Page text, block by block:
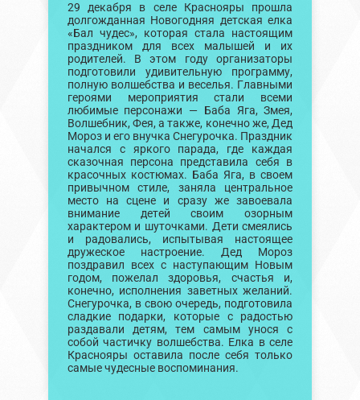
29 декабря в селе Краснояры прошла
долгожданная Новогодняя детская елка
«Бал чудес», которая стала настоящим
праздником для всех малышей и их
родителей. В этом году организаторы
подготовили удивительную программу,
полную волшебства и веселья. Главными
героями мероприятия стали всеми
любимые персонажи — Баба Яга, Змея,
Волшебник, Фея, а также, конечно же, Дед
Мороз и его внучка Снегурочка. Праздник
начался с яркого парада, где каждая
сказочная персона представила себя в
красочных костюмах. Баба Яга, в своем
привычном стиле, заняла центральное
место на сцене и сразу же завоевала
внимание детей своим озорным
характером и шуточками. Дети смеялись
и радовались, испытывая настоящее
дружеское настроение. Дед Мороз
поздравил всех с наступающим Новым
годом, пожелал здоровья, счастья и,
конечно, исполнения заветных желаний.
Снегурочка, в свою очередь, подготовила
сладкие подарки, которые с радостью
раздавали детям, тем самым унося с
собой частичку волшебства. Елка в селе
Краснояры оставила после себя только
самые чудесные воспоминания.